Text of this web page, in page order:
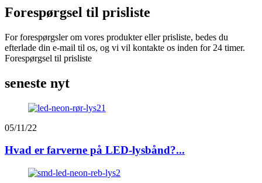
Forespørgsel til prisliste
For forespørgsler om vores produkter eller prisliste, bedes du
efterlade din e-mail til os, og vi vil kontakte os inden for 24 timer.
Forespørgsel til prisliste
seneste nyt
05/11/22
Hvad er farverne på LED-lysbånd?...